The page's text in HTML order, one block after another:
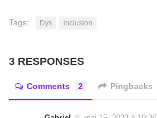
Tags: Dys inclusion
3 RESPONSES
Comments 2 Pingbacks